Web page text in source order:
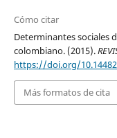
Cómo citar
Determinantes sociales
colombiano. (2015).
https://doi.org/
Más formatos de cita